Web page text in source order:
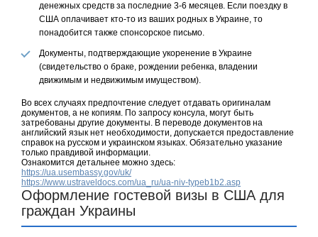
денежных средств за последние 3-6 месяцев. Если поездку в
США оплачивает кто-то из ваших родных в Украине, то
понадобится также спонсорское письмо.
Документы, подтверждающие укоренение в Украине
(свидетельство о браке, рождении ребенка, владении
движимым и недвижимым имуществом).
Во всех случаях предпочтение следует отдавать оригиналам
документов, а не копиям. По запросу консула, могут быть
затребованы другие документы. В переводе документов на
английский язык нет необходимости, допускается предоставление
справок на русском и украинском языках. Обязательно указание
только правдивой информации.
Ознакомится детальнее можно здесь:
https://ua.usembassy.gov/uk/
https://www.ustraveldocs.com/ua_ru/ua-niv-typeb1b2.asp
Оформление гостевой визы в США для
граждан Украины